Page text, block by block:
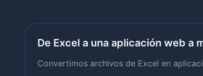
De Excel a una aplicación web a
Convertimos archivos de Excel en